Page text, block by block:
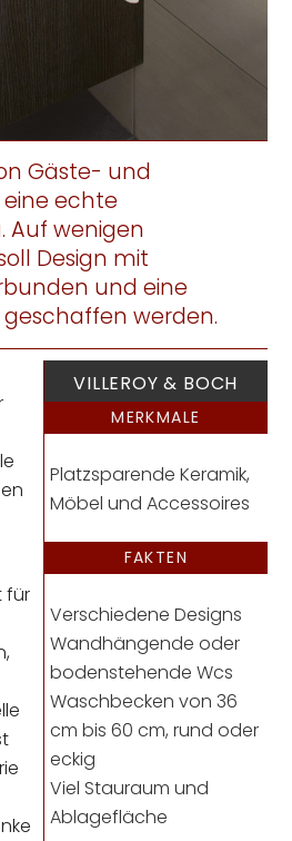
Gäste- und
eine echte
Auf wenigen
Design mit
und eine
werden.
VILLEROY & BOCH
MERKMALE
Platzsparende Keramik,
Möbel und Accessoires
FAKTEN
Verschiedene Designs
Wandhängende oder
bodenstehende Wcs
Waschbecken von 36
cm bis 60 cm, rund oder
eckig
Viel Stauraum und
Ablagefläche
für